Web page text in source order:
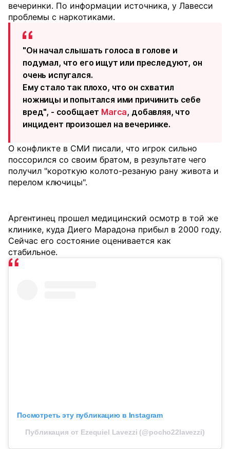
вечеринки. По информации источника, у Лавесси
проблемы с наркотиками.
"Он начал слышать голоса в голове и
подумал, что его ищут или преследуют, он
очень испугался.
Ему стало так плохо, что он схватил
ножницы и попытался ими причинить себе
вред", - сообщает Marca, добавляя, что
инцидент произошел на вечеринке.
О конфликте в СМИ писали, что игрок сильно
поссорился со своим братом, в результате чего
получил "короткую колото-резаную рану живота и
перелом ключицы".
Аргентинец прошел медицинский осмотр в той же
клинике, куда Диего Марадона прибыл в 2000 году.
Сейчас его состояние оценивается как
стабильное.
Посмотреть эту публикацию в Instagram
Публикация от Ezequiel Lavezzi (@pocho22lavezzi)